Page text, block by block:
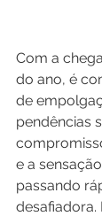
Com a
do ano, é
de
pendências
e a
passando
desafiadora.